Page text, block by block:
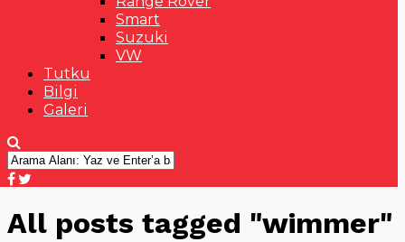
Smart
Suzuki
VW
Tutku
Bilgi
Galeri
All posts tagged "wimmer"